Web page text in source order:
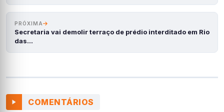
PRÓXIMA
Secretaria vai demolir terraço de prédio interditado em Rio
das…
COMENTÁRIOS